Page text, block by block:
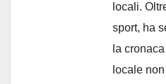
locali.
sport, ha
la
locale